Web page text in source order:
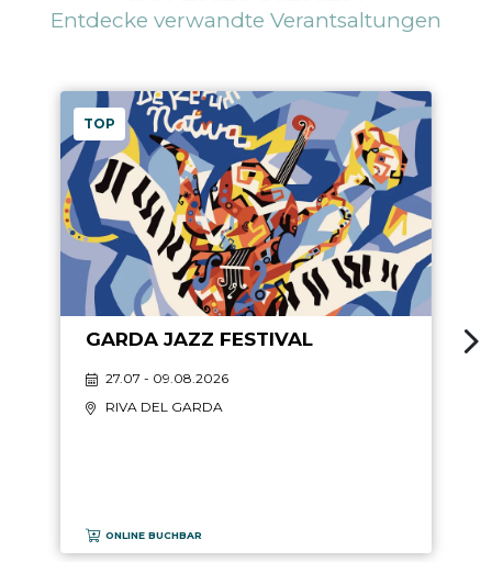
Entdecke verwandte Verantsaltungen
TOP
GARDA JAZZ FESTIVAL
27.07 - 09.08.2026
RIVA DEL GARDA
ONLINE BUCHBAR